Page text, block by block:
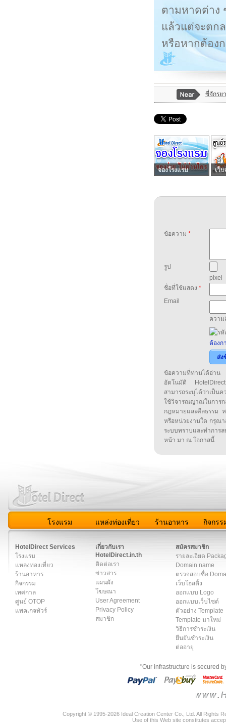
ตามหาดต่าง
แล้วแต่จะตก
หรือหากต้อง
ขี่จักรย
จองโรงแรม เว็บ
ข้อความ *
รูป
pixel
ชื่อที่ใช้แสดง *
Email
ความ
ต้องก
ส่ง
ข้อความที่ท่านได้อ่าน
อัตโนมัติ
สามารถระบุได้ว่าเป็น
ใช้วิจารณญาณในกา
กฎหมายและศีลธรรม
หรือหน่วยงานใด กรุณา
ระบบทราบและทำกา
หน้า มา ณ โอกาสนี้
โรงแรม แหล่งท่องเที่ยว ร้านอาหาร กิจกรร
HotelDirect Services
โรงแรม
แหล่งท่องเที่ยว
ร้านอาหาร
กิจกรรม
เทศกาล
ศูนย์ OTOP
แพคเกจทัวร์
เกี่ยวกับเรา
HotelDirect.in.th
ติดต่อเรา
ข่าวสาร
แผนผัง
โฆษณา
User Agreement
Privacy Policy
สมาชิก
สมัครสมาชิก
รายละเอียด
Domain name
ตรวจสอบชื่อ
เว็บโฮสติ้ง
ออกแบบ Logo
ออกแบบเว็บไซต์
ตัวอย่าง Template
Template มาใหม่
วิธีการชำระเงิน
ยืนยันชำระเงิน
ต่ออายุ
"Our infrastructure is secured
Copyright © 1995-2026 Ideal Creation Center Co., Ltd. All Rights
Use of this Web site constitutes